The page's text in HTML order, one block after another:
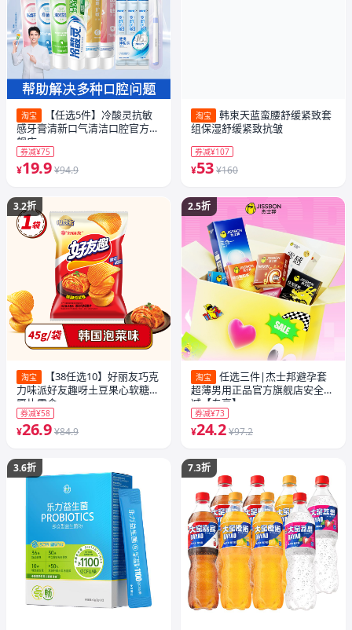
淘宝
【任选5件】冷酸灵抗敏
感牙膏清新口气清洁口腔官方旗
舰店
券减¥75
¥19.9 ¥94.9
3.2折
淘宝
【38任选10】好丽友巧克
力味派好友趣呀土豆果心软糖薯
愿片零食
券减¥58
¥26.9 ¥84.9
3.6折
淘宝
韩束天蓝蛮腰舒缓紧致套
组保湿舒缓紧致抗皱
券减¥107
¥53 ¥160
2.5折
淘宝
任选三件|杰士邦避孕套
超薄男用正品官方旗舰店安全套
减【专享】
券减¥73
¥24.2 ¥97.2
7.3折